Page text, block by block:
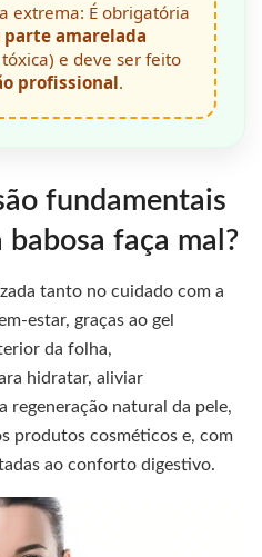
extrema: É obrigatória
amarelada
e deve ser feito
profissional.
fundamentais
faça mal?
tanto no cuidado com a
estar, graças ao gel
da folha,
hidratar, aliviar
regeneração natural da pele,
produtos cosméticos e, com
ao conforto digestivo.